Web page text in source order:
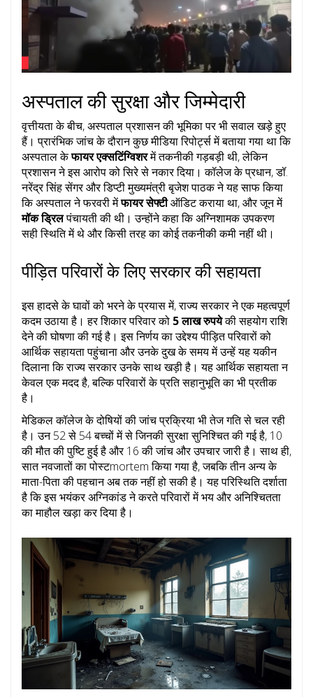
अस्पताल की सुरक्षा और जिम्मेदारी
वृत्तीयता के बीच, अस्पताल प्रशासन की भूमिका पर भी सवाल खड़े हुए
हैं। प्रारंभिक जांच के दौरान कुछ मीडिया रिपोर्ट्स में बताया गया था कि
अस्पताल केफायर एक्सटिंग्विशरमें तकनीकी गड़बड़ी थी, लेकिन
प्रशासन ने इस आरोप को सिरे से नकार दिया। कॉलेज के प्रधान, डॉ.
नरेंद्र सिंह सेंगर और डिप्टी मुख्यमंत्री बृजेश पाठक ने यह साफ किया
कि अस्पताल ने फरवरी मेंफायर सेफ्टीऑडिट कराया था, और जून में
मॉक ड्रिलपंचायती की थी। उन्होंने कहा कि अग्निशामक उपकरण
सही स्थिति में थे और किसी तरह का कोई तकनीकी कमी नहीं थी।
पीड़ित परिवारों के लिए सरकार की सहायता
इस हादसे के घावों को भरने के प्रयास में, राज्य सरकार ने एक महत्वपूर्ण
कदम उठाया है। हर शिकार परिवार को 5 लाख रुपयेकी सहयोग राशि
देने की घोषणा की गई है। इस निर्णय का उद्देश्य पीड़ित परिवारों को
आर्थिक सहायता पहुंचाना और उनके दुख के समय में उन्हें यह यकीन
दिलाना कि राज्य सरकार उनके साथ खड़ी है। यह आर्थिक सहायता न
केवल एक मदद है, बल्कि परिवारों के प्रति सहानुभूति का भी प्रतीक
है।
मेडिकल कॉलेज के दोषियों की जांच प्रक्रिया भी तेज गति से चल रही
है। उन 52 से 54 बच्चों में से जिनकी सुरक्षा सुनिश्चित की गई है, 10
की मौत की पुष्टि हुई है और 16 की जांच और उपचार जारी है। साथ ही,
सात नवजातों का पोस्टmortem किया गया है, जबकि तीन अन्य के
माता-पिता की पहचान अब तक नहीं हो सकी है। यह परिस्थिति दर्शाता
है कि इस भयंकर अग्निकांड ने करते परिवारों में भय और अनिश्चितता
का माहौल खड़ा कर दिया है।